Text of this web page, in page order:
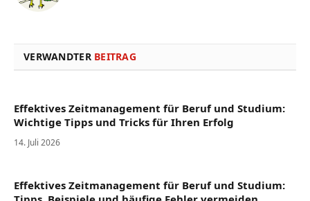
VERWANDTER BEITRAG
Effektives Zeitmanagement für Beruf und Studium:
Wichtige Tipps und Tricks für Ihren Erfolg
14. Juli 2026
Effektives Zeitmanagement für Beruf und Studium: